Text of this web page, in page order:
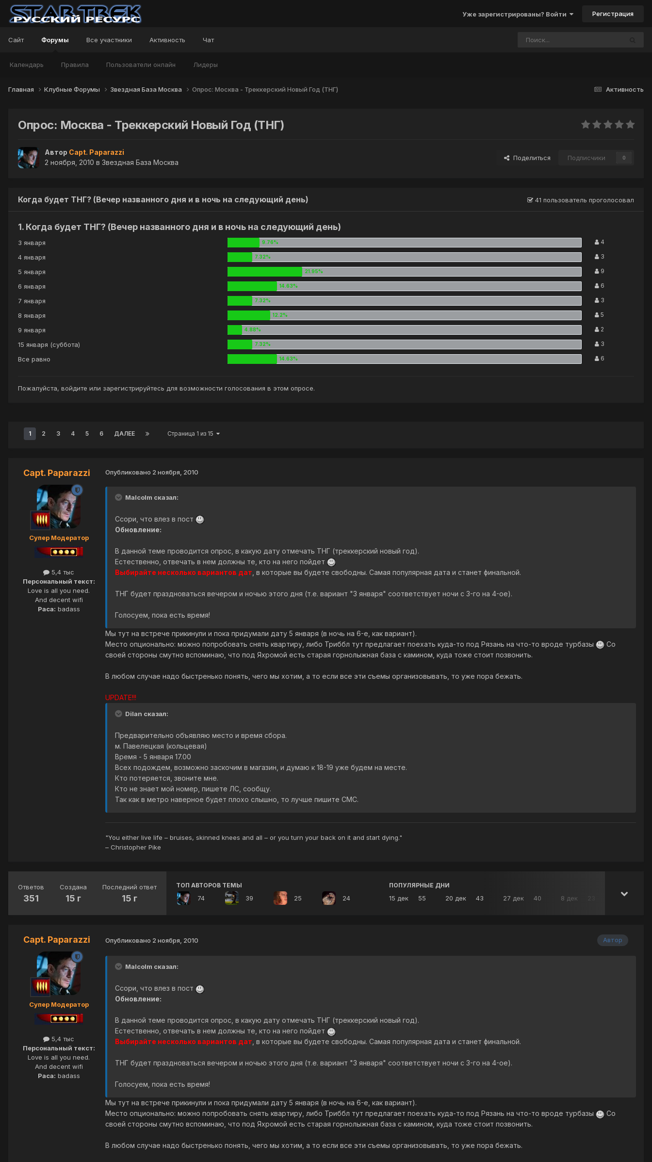
Уже зарегистрированы? Войти Регистрация
Сайт Форумы
Календарь Правила Пользователи онлайн Лидеры
Все участники Активность Чат
Активность
Главная Клубные Форумы Звездная База Москва Опрос: Москва - Треккерский Новый Год (ТНГ)
Опрос: Москва - Треккерский Новый Год (ТНГ)
Автор Capt. Paparazzi
2 ноября, 2010 в Звездная База Москва
Поделиться Подписчики 0
Когда будет ТНГ? (Вечер названного дня и в ночь на следующий день) 41 пользователь проголосовал
1. Когда будет ТНГ? (Вечер названного дня и в ночь на следующий день)
3 января 4
4 января 3
5 января 9
6 января 6
7 января 3
8 января 5
9 января 2
15 января (суббота) 3
Все равно 6
Пожалуйста, войдите или зарегистрируйтесь для возможности голосования в этом опросе.
1 2 3 4 5 6 ДАЛЕЕ Страница 1 из 15
Capt. Paparazzi
Супер Модератор
5,4 тыс
Персональный текст:
Love is all you need.
And decent wifi
Раса: badass
Опубликовано 2 ноября, 2010
Malcolm сказал:
Ссори, что влез в пост
Обновление:
В данной теме проводится опрос, в какую дату отмечать ТНГ (треккерский новый год).
Естественно, отвечать в нем должны те, кто на него пойдет
Выбирайте несколько вариантов дат , в которые вы будете свободны. Самая популярная дата и станет финальной.
ТНГ будет праздноваться вечером и ночью этого дня (т.е. вариант "3 января" соответствует ночи с 3-го на 4-ое).
Голосуем, пока есть время!
Мы тут на встрече прикинули и пока придумали дату 5 января (в ночь на 6-е, как вариант).
Место опционально: можно попробовать снять квартиру, либо Триббл тут предлагает поехать куда-то под Рязань на что-то вроде турбазы
Со
своей стороны смутно вспоминаю, что под Яхромой есть старая горнолыжная база с камином, куда тоже стоит позвонить.
В любом случае надо быстренько понять, чего мы хотим, а то если все эти съемы организовывать, то уже пора бежать.
UPDATE!!!
Dilan сказал:
Предварительно объявляю место и время сбора.
м. Павелецкая (кольцевая)
Время - 5 января 17.00
Всех подождем, возможно заскочим в магазин, и думаю к 18-19 уже будем на месте.
Кто потеряется, звоните мне.
Кто не знает мой номер, пишете ЛС, сообщу.
Так как в метро наверное будет плохо слышно, то лучше пишите СМС.
"You either live life – bruises, skinned knees and all – or you turn your back on it and start dying."
– Christopher Pike
Ответов
351
Создана
15 г
Последний ответ
15 г
ТОП АВТОРОВ ТЕМЫ
74 39 25 24
ПОПУЛЯРНЫЕ ДНИ
15 дек 55 20 дек 43 27 дек 40 8 дек
Capt. Paparazzi
Супер Модератор
5,4 тыс
Персональный текст:
Love is all you need.
And decent wifi
Раса: badass
Автор
Опубликовано 2 ноября, 2010
Malcolm сказал:
Ссори, что влез в пост
Обновление:
В данной теме проводится опрос, в какую дату отмечать ТНГ (треккерский новый год).
Естественно, отвечать в нем должны те, кто на него пойдет
Выбирайте несколько вариантов дат , в которые вы будете свободны. Самая популярная дата и станет финальной.
ТНГ будет праздноваться вечером и ночью этого дня (т.е. вариант "3 января" соответствует ночи с 3-го на 4-ое).
Голосуем, пока есть время!
Мы тут на встрече прикинули и пока придумали дату 5 января (в ночь на 6-е, как вариант).
Место опционально: можно попробовать снять квартиру, либо Триббл тут предлагает поехать куда-то под Рязань на что-то вроде турбазы
Со
своей стороны смутно вспоминаю, что под Яхромой есть старая горнолыжная база с камином, куда тоже стоит позвонить.
В любом случае надо быстренько понять, чего мы хотим, а то если все эти съемы организовывать, то уже пора бежать.